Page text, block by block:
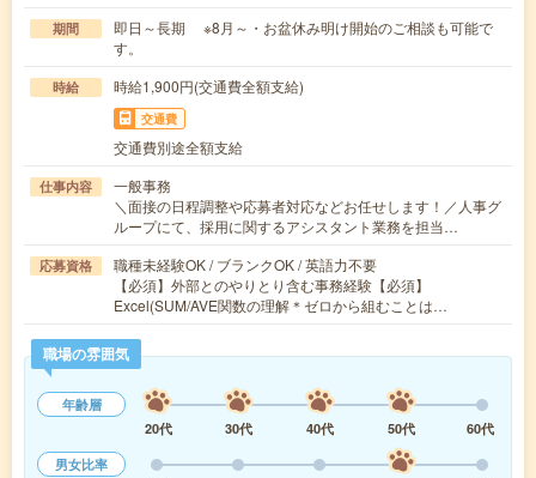
期間
即日～長期 ※8月～・お盆休み明け開始のご相談も可能で
す。
時給 時給1,900円(交通費全額支給)
交通費
交通費別途全額支給
仕事内容
一般事務
＼面接の日程調整や応募者対応などお任せします！／人事グ
ループにて、採用に関するアシスタント業務を担当…
応募資格
職種未経験OK / ブランクOK / 英語力不要
【必須】外部とのやりとり含む事務経験【必須】
Excel(SUM/AVE関数の理解＊ゼロから組むことは…
職場の雰囲気
年齢層
20代
30代 40代 50代
60代
男女比率